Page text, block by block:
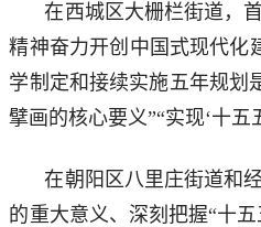
在西城区大栅栏街道，
精神奋力开创中国式现代
学制定和接续实施五年规划
擘画的核心要义”“实现‘十
在朝阳区八里庄街道和
的重大意义、深刻把握“十